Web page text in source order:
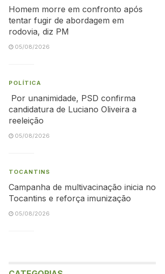
Homem morre em confronto após
tentar fugir de abordagem em
rodovia, diz PM
05/08/2026
POLÍTICA
Por unanimidade, PSD confirma
candidatura de Luciano Oliveira a
reeleição
05/08/2026
TOCANTINS
Campanha de multivacinação inicia no
Tocantins e reforça imunização
05/08/2026